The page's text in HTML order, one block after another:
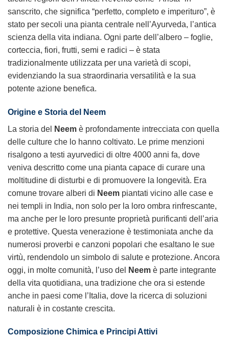
sanscrito, che significa “perfetto, completo e imperituro”, è
stato per secoli una pianta centrale nell’Ayurveda, l’antica
scienza della vita indiana. Ogni parte dell’albero – foglie,
corteccia, fiori, frutti, semi e radici – è stata
tradizionalmente utilizzata per una varietà di scopi,
evidenziando la sua straordinaria versatilità e la sua
potente azione benefica.
Origine e Storia del
Neem
La storia del
Neem è profondamente intrecciata con quella
delle culture che lo hanno coltivato. Le prime menzioni
risalgono a testi ayurvedici di oltre 4000 anni fa, dove
veniva descritto come una pianta capace di curare una
moltitudine di disturbi e di promuovere la longevità. Era
comune trovare alberi di Neem piantati vicino alle case e
nei templi in India, non solo per la loro ombra rinfrescante,
ma anche per le loro presunte proprietà purificanti dell’aria
e protettive. Questa venerazione è testimoniata anche da
numerosi proverbi e canzoni popolari che esaltano le sue
virtù, rendendolo un simbolo di salute e protezione. Ancora
oggi, in molte comunità, l’uso del
Neem è parte integrante
della vita quotidiana, una tradizione che ora si estende
anche in paesi come l’Italia, dove la ricerca di soluzioni
naturali è in costante crescita.
Composizione Chimica e Principi Attivi